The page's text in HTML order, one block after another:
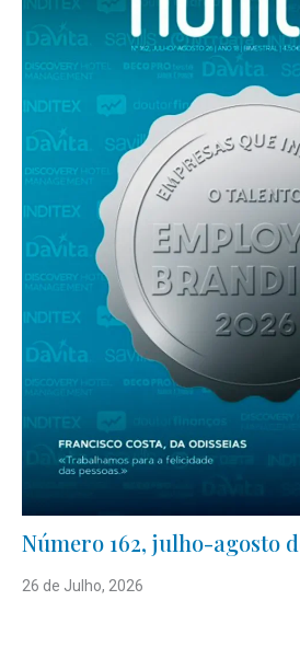
Número 162, julho-agosto
26 de Julho, 2026